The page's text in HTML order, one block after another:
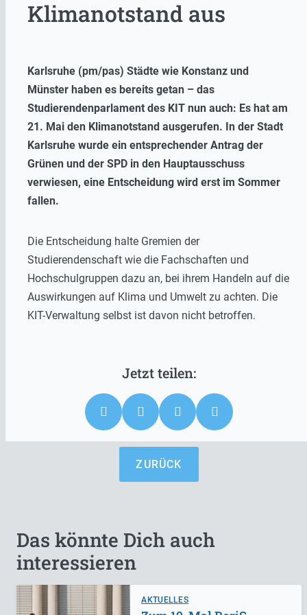
Klimanotstand aus
Karlsruhe (pm/pas) Städte wie Konstanz und
Münster haben es bereits getan – das
Studierendenparlament des KIT nun auch: Es hat am
21. Mai den Klimanotstand ausgerufen. In der Stadt
Karlsruhe wurde ein entsprechender Antrag der
Grünen und der SPD in den Hauptausschuss
verwiesen, eine Entscheidung wird erst im Sommer
fallen.
Die Entscheidung halte Gremien der
Studierendenschaft wie die Fachschaften und
Hochschulgruppen dazu an, bei ihrem Handeln auf die
Auswirkungen auf Klima und Umwelt zu achten. Die
KIT-Verwaltung selbst ist davon nicht betroffen.
ZURÜCK
Das könnte Dich auch
interessieren
AKTUELLES